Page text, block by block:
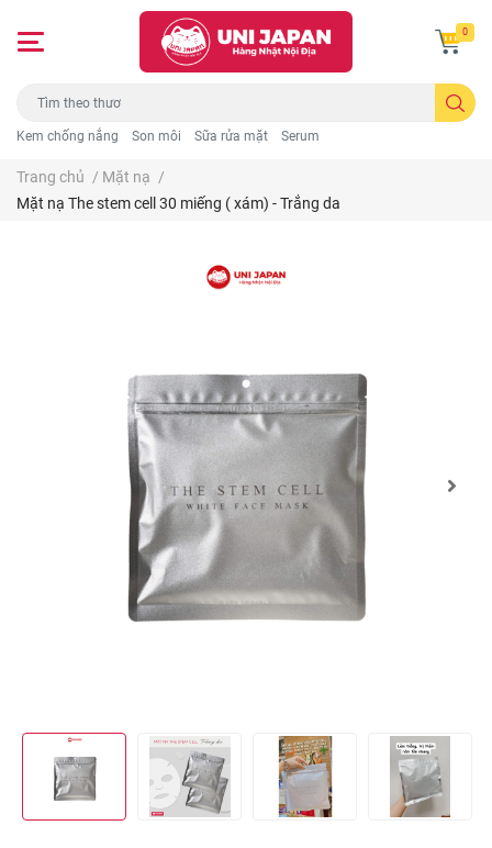
Kem chống nắng Son môi Sữa rửa mặt Serum
0
Trang chủ / Mặt nạ /
Mặt nạ The stem cell 30 miếng ( xám) - Trắng da